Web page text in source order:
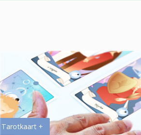
Tarotkaart +